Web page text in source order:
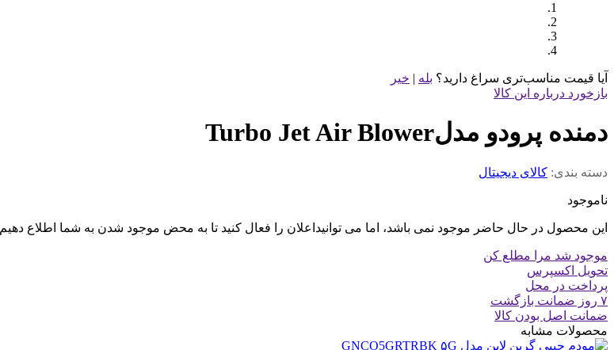
آیا قیمت مناسب‌تری سراغ دارید؟ بله | خیر
بازخورد درباره این کالا
دمنده پرودو مدلTurbo Jet Air Blower
دسته بندی: کالای دیجیتال
ناموجود
این محصول در حال حاضر موجود نمی باشد، اما می توانیداعلان را فعال کنید تا به محض موجود شدن به شما اطلاع دهیم
موجود شد مرا مطلع کن
تحویل اکسپرس
پرداخت در محل
۷ روز ضمانت بازگشت
ضمانت اصل بودن کالا
محصولات مشابه